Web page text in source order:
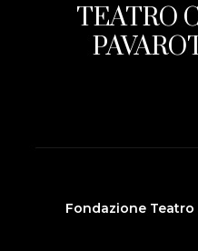
TEATRO
Fondazione